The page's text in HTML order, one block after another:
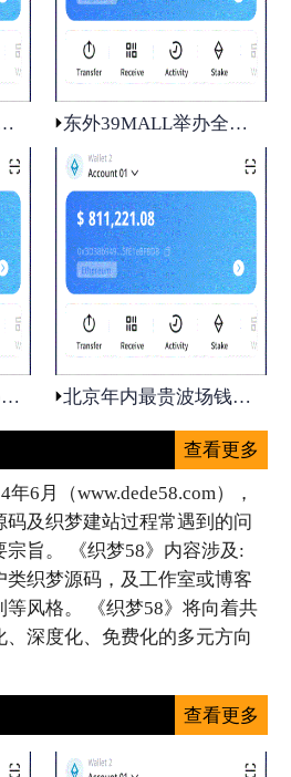
源安ETH钱包详底气：化 东外39MALL举办全球招商BTC钱包发布会：项
读懂再提“不变房Bitpie 全球领先多链钱包 北京年内最贵波场钱包地块入市前瞻
查看更多
年6月（www.dede58.com），
码及织梦建站过程常遇到的问
旨。 《织梦58》内容涉及:
织梦源码，及工作室或博客
风格。 《织梦58》将向着共
深度化、免费化的多元方向
查看更多